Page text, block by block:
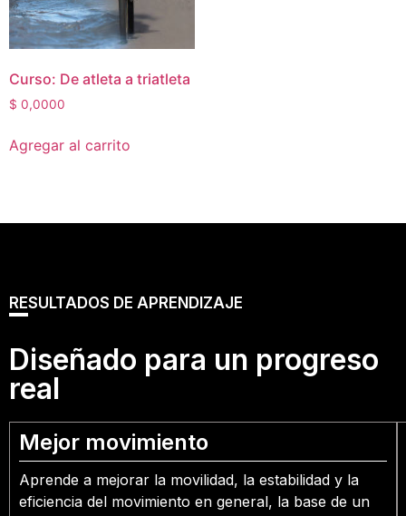
Curso: De atleta a triatleta
$ 0,0000
Agregar al carrito
RESULTADOS DE APRENDIZAJE
Diseñado para un progreso
real
Mejor movimiento
Aprende a mejorar la movilidad, la estabilidad y la
eficiencia del movimiento en general, la base de un